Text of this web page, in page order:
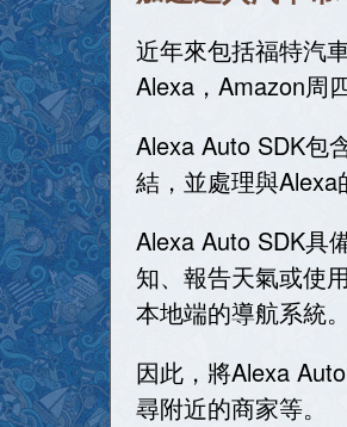
近年來包括福特汽
Alexa，Amazon周
Alexa Auto SDK包
結，並處理與Alexa
Alexa Auto SDK具
知、報告天氣或使
本地端的導航系統。
因此，將Alexa
尋附近的商家等。